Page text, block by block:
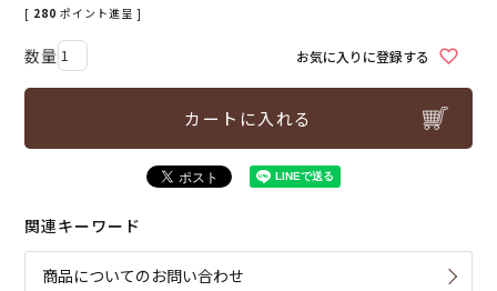
[ 280 ポイント進呈 ]
お気に入りに登録する
カートに入れる
関連キーワード
商品についてのお問い合わせ